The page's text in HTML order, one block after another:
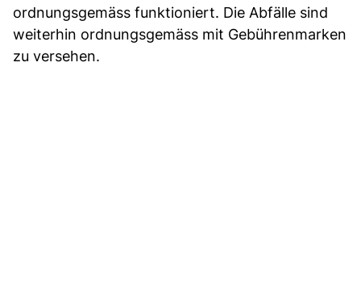
ordnungsgemäss funktioniert. Die Abfälle sind
weiterhin ordnungsgemäss mit Gebührenmarken
zu versehen.